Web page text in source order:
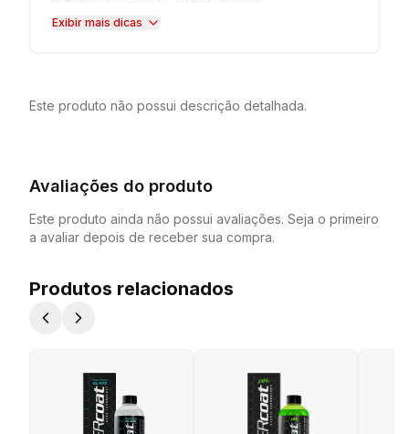
Exibir mais dicas
Este produto não possui descrição detalhada.
Avaliações do produto
Este produto ainda não possui avaliações. Seja o primeiro
a avaliar depois de receber sua compra.
Produtos relacionados